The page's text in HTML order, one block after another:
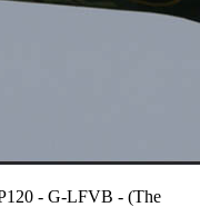
- G-LFVB - (The